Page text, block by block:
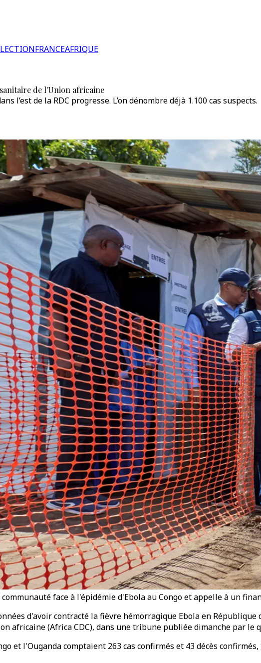
FRANCEAFRIQUE
de l'Union africaine
l’est de la RDC progresse. L’on dénombre déjà 1.100 cas suspects.
face à l'épidémie d'Ebola au Congo et appelle à un
d'avoir contracté la fièvre hémorragique Ebola en République
africaine (Africa CDC), dans une tribune publiée dimanche par
et l'Ouganda comptaient 263 cas confirmés et 43 décès